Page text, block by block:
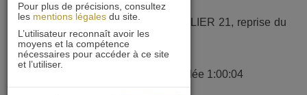
7) Performance 10-20 ans d’IMOBILIER 21, reprise du
cycle locatif 56:20
8) Durée de placement recommandée 1:00:04
Pour plus de précisions, consultez
les mentions légales du site.
L’utilisateur reconnaît avoir les
moyens et la compétence
nécessaires pour accéder à ce site
et l’utiliser.